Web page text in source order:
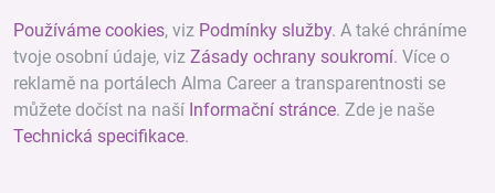
Používáme cookies, viz Podmínky služby. A také chráníme
tvoje osobní údaje, viz Zásady ochrany soukromí. Více o
reklamě na portálech Alma Career a transparentnosti se
můžete dočíst na naší Informační stránce. Zde je naše
Technická specifikace.